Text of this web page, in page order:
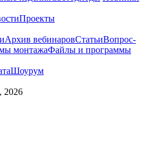
Проекты
Архив вебинаровСтатьиВопрос-
монтажаФайлы и программы
Шоурум
, 2026